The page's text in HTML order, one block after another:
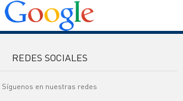
REDES SOCIALES
Síguenos en nuestras redes